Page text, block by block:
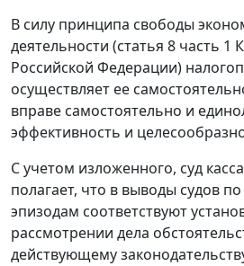
В силу принципа свободы
деятельности (статья 8 часть 1
Российской Федерации)
осуществляет ее
вправе самостоятельно и
эффективность и
С учетом изложенного, суд
полагает, что в выводы судов
эпизодам соответствуют
рассмотрении дела
действующему